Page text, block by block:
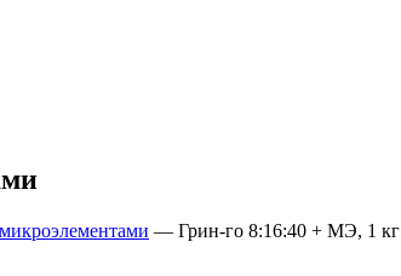
— Грин-го 8:16:40 + МЭ, 1 кг